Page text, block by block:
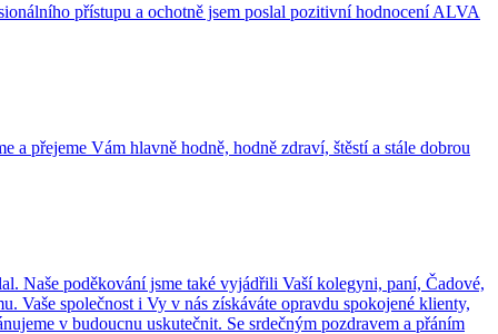
přístupu a ochotně jsem poslal pozitivní hodnocení ALVA
a přejeme Vám hlavně hodně, hodně zdraví, štěstí a stále dobrou
Naše poděkování jsme také vyjádřili Vaší kolegyni, paní, Čadové,
Vaše společnost i Vy v nás získáváte opravdu spokojené klienty,
v budoucnu uskutečnit. Se srdečným pozdravem a přáním